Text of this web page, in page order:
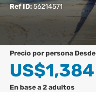
Ref ID:56214571
precio por persona Desde
US$1,384
En base a 2 adultos